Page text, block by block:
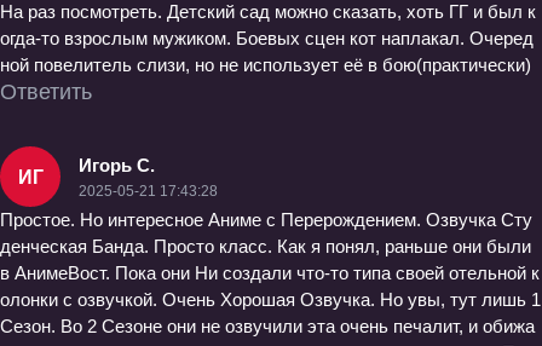
На раз посмотреть. Детский сад можно сказать, хоть ГГ и был к
огда-то взрослым мужиком. Боевых сцен кот наплакал. Очеред
ной повелитель слизи, но не использует её в бою(практически)
Ответить
ИГ
Игорь С.
2025-05-21 17:43:28
Простое. Но интересное Аниме с Перерождением. Озвучка Сту
денческая Банда. Просто класс. Как я понял, раньше они были
в АнимеВост. Пока они Ни создали что-то типа своей отельной к
олонки с озвучкой. Очень Хорошая Озвучка. Но увы, тут лишь 1
Сезон. Во 2 Сезоне они не озвучили эта очень печалит, и обижа